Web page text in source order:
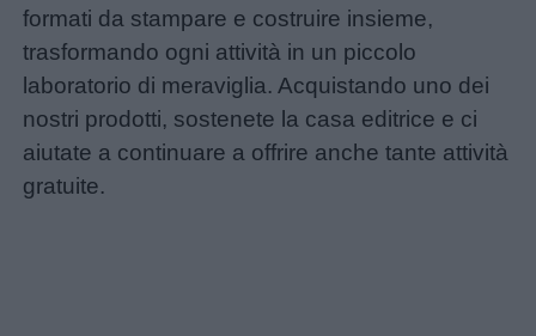
formati da stampare e costruire insieme,
trasformando ogni attività in un piccolo
laboratorio di meraviglia. Acquistando uno dei
nostri prodotti, sostenete la casa editrice e ci
aiutate a continuare a offrire anche tante attività
gratuite.